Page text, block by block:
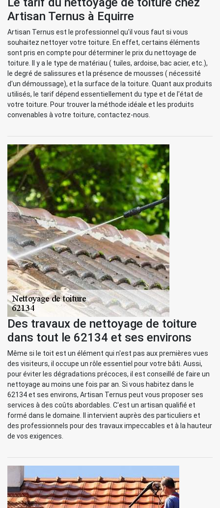
Artisan Ternus à Equirre
Artisan Ternus est le professionnel qu'il vous faut si vous
souhaitez nettoyer votre toiture. En effet, certains éléments
sont pris en compte pour déterminer le prix du nettoyage de
toiture. Il y a le type de matériau ( tuiles, ardoise, bac acier, etc.),
le degré de salissures et la présence de mousses ( nécessité
d'un démoussage), et la surface de la toiture. Quant aux produits
utilisés, le tarif dépend essentiellement du type et de l'état de
votre toiture. Pour trouver la méthode idéale et les produits
convenables à votre toiture, contactez-nous.
Des travaux de nettoyage de toiture
dans tout le 62134 et ses environs
Même si le toit est un élément qui n'est pas aux premières vues
des visiteurs, il occupe un rôle essentiel pour votre bâti. Aussi,
pour éviter les dégradations précoces, il est conseillé de faire un
nettoyage au moins une fois par an. Si vous habitez dans le
62134 et ses environs, Artisan Ternus peut vous proposer ses
services à des coûts abordables. C'est un artisan qualifié et
formé dans le domaine. Il intervient auprès des particuliers et
des professionnels pour des travaux impeccables et à la hauteur
de vos exigences.